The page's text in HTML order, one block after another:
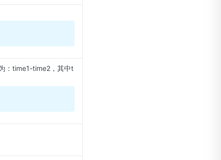
：time1-time2，其中t